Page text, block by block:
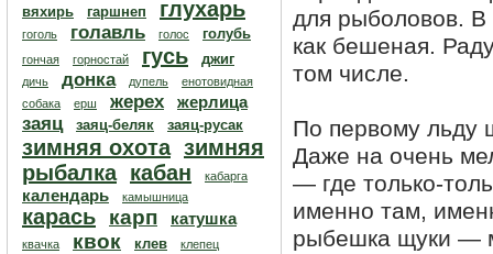
вяхирь гаршнеп глухарь
гоголь голавль голос голубь
гончая горностай гусь джиг
дичь донка дупель
енотовидная
собака
ерш жерех жерлица
заяц заяц-беляк заяц-русак
зимняя охота зимняя
рыбалка кабан кабарга
календарь камышница
карась карп катушка
квачка квок клев
клепец
для рыболовов. В
как бешеная.
том числе.
По первому льду
Даже на очень
— где только-
именно там,
рыбешка щуки —